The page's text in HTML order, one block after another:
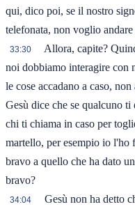
qui, dico poi, se il nostro
telefonata, non voglio
33:30
Allora, capite?
noi dobbiamo interagire con
le cose accadano a caso,
Gesù dice che se qualcuno
chi ti chiama in caso per
martello, per esempio io l'ho
bravo a quello che ha dato
bravo?
34:04
Gesù non ha detto